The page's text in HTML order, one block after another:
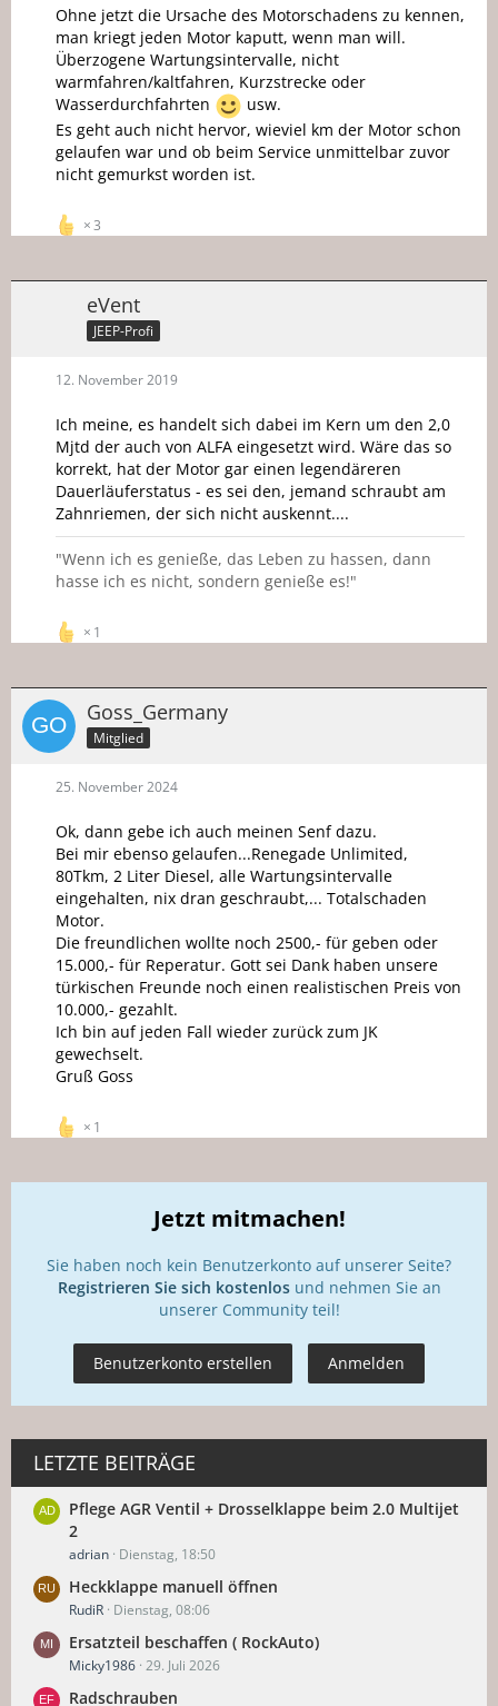
Ohne jetzt die Ursache des Motorschadens zu kennen,
man kriegt jeden Motor kaputt, wenn man will.
Überzogene Wartungsintervalle, nicht
warmfahren/kaltfahren, Kurzstrecke oder
Wasserdurchfahrten
usw.
Es geht auch nicht hervor, wieviel km der Motor schon
gelaufen war und ob beim Service unmittelbar zuvor
nicht gemurkst worden ist.
3
eVent
JEEP-Profi
12. November 2019
Ich meine, es handelt sich dabei im Kern um den 2,0
Mjtd der auch von ALFA eingesetzt wird. Wäre das so
korrekt, hat der Motor gar einen legendäreren
Dauerläuferstatus - es sei den, jemand schraubt am
Zahnriemen, der sich nicht auskennt....
"Wenn ich es genieße, das Leben zu hassen, dann
hasse ich es nicht, sondern genieße es!"
1
Goss_Germany
Mitglied
25. November 2024
Ok, dann gebe ich auch meinen Senf dazu.
Bei mir ebenso gelaufen...Renegade Unlimited,
80Tkm, 2 Liter Diesel, alle Wartungsintervalle
eingehalten, nix dran geschraubt,... Totalschaden
Motor.
Die freundlichen wollte noch 2500,- für geben oder
15.000,- für Reperatur. Gott sei Dank haben unsere
türkischen Freunde noch einen realistischen Preis von
10.000,- gezahlt.
Ich bin auf jeden Fall wieder zurück zum JK
gewechselt.
Gruß Goss
1
Jetzt mitmachen!
Sie haben noch kein Benutzerkonto auf unserer Seite?
Registrieren Sie sich kostenlosund nehmen Sie an
unserer Community teil!
Benutzerkonto erstellen Anmelden
LETZTE BEITRÄGE
Pflege AGR Ventil + Drosselklappe beim 2.0 Multijet
2
adrian Dienstag, 18:50
Heckklappe manuell öffnen
RudiR Dienstag, 08:06
Ersatzteil beschaffen ( RockAuto)
Micky1986 29. Juli 2026
Radschrauben